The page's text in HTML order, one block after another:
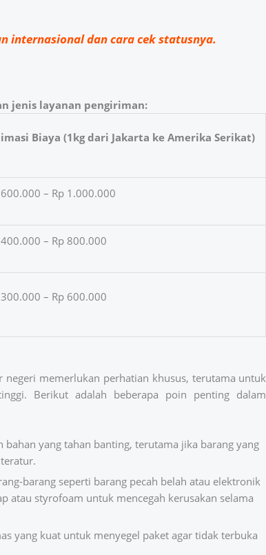
internasional dan cara cek statusnya.
jenis layanan pengiriman:
Biaya (1kg dari Jakarta ke Amerika Serikat)
600.000 – Rp 1.000.000
400.000 – Rp 800.000
300.000 – Rp 600.000
memerlukan perhatian khusus, terutama untuk
Berikut adalah beberapa poin penting dalam
bahan yang tahan banting, terutama jika barang yang
barang seperti barang pecah belah atau elektronik
atau styrofoam untuk mencegah kerusakan selama
yang kuat untuk menyegel paket agar tidak terbuka